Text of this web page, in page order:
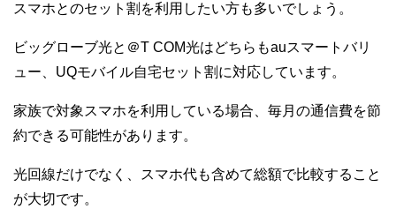
スマホとのセット割を利用したい方も多いでしょう。
ビッグローブ光と＠T COM光はどちらもauスマートバリ
ュー、UQモバイル自宅セット割に対応しています。
家族で対象スマホを利用している場合、毎月の通信費を節
約できる可能性があります。
光回線だけでなく、スマホ代も含めて総額で比較すること
が大切です。